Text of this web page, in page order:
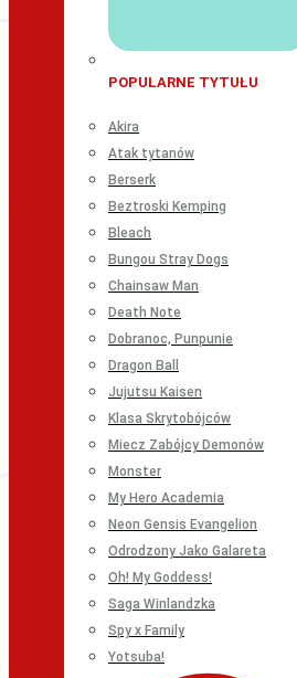
POPULARNE TYTUŁU
Akira
Atak tytanów
Berserk
Beztroski Kemping
Bleach
Bungou Stray Dogs
Chainsaw Man
Death Note
Dobranoc, Punpunie
Dragon Ball
Jujutsu Kaisen
Klasa Skrytobójców
Miecz Zabójcy Demonów
Monster
My Hero Academia
Neon Gensis Evangelion
Odrodzony Jako Galareta
Oh! My Goddess!
Saga Winlandzka
Spy x Family
Yotsuba!